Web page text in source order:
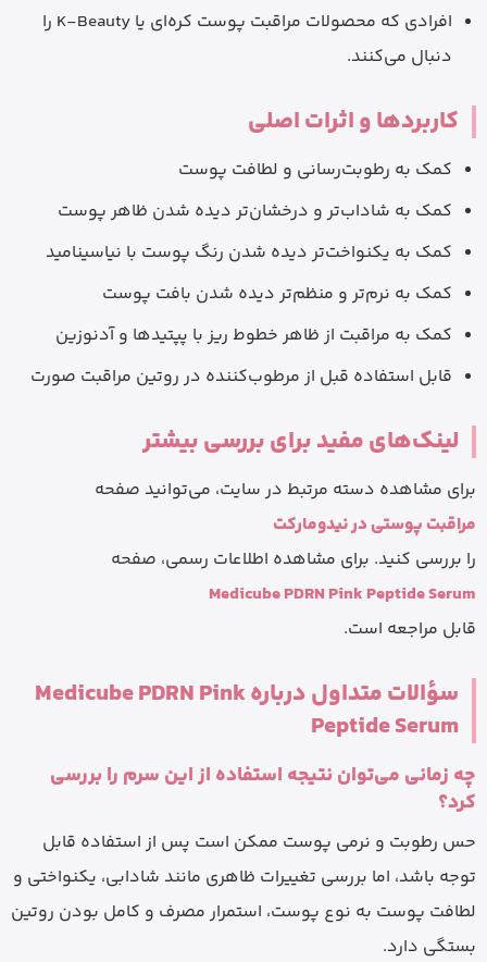
افرادی که محصولات مراقبت پوست کره‌ای یا K-Beauty را
دنبال می‌کنند.
کاربردها و اثرات اصلی
کمک به رطوبت‌رسانی و لطافت پوست
کمک به شاداب‌تر و درخشان‌تر دیده شدن ظاهر پوست
کمک به یکنواخت‌تر دیده شدن رنگ پوست با نیاسینامید
کمک به نرم‌تر و منظم‌تر دیده شدن بافت پوست
کمک به مراقبت از ظاهر خطوط ریز با پپتیدها و آدنوزین
قابل استفاده قبل از مرطوب‌کننده در روتین مراقبت صورت
لینک‌های مفید برای بررسی بیشتر
برای مشاهده دسته مرتبط در سایت، می‌توانید صفحه
مراقبت پوستی در نیدومارکت
را بررسی کنید. برای مشاهده اطلاعات رسمی، صفحه
Medicube PDRN Pink Peptide Serum
قابل مراجعه است.
سؤالات متداول درباره Medicube PDRN Pink
Peptide Serum
چه زمانی می‌توان نتیجه استفاده از این سرم را بررسی
کرد؟
حس رطوبت و نرمی پوست ممکن است پس از استفاده قابل
توجه باشد، اما بررسی تغییرات ظاهری مانند شادابی، یکنواختی و
لطافت پوست به نوع پوست، استمرار مصرف و کامل بودن روتین
بستگی دارد.